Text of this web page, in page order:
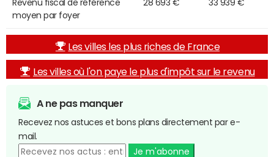
Revenu fiscal de référence
moyen par foyer
28 693 € 33 939 €
Les villes les plus riches de France
Les villes où l'on paye le plus d'impôt sur le revenu
A ne pas manquer
Recevez nos astuces et bons plans directement par e-
mail.
Je m'abonne